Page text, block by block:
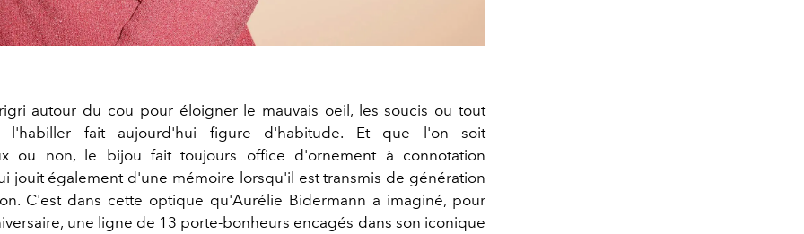
autour du cou pour éloigner le mauvais oeil, les soucis ou tout
l'habiller fait aujourd'hui figure d'habitude. Et que l'on soit
ou non, le bijou fait toujours office d'ornement à connotation
jouit également d'une mémoire lorsqu'il est transmis de génération
C'est dans cette optique qu'Aurélie Bidermann a imaginé, pour
une ligne de 13 porte-bonheurs encagés dans son iconique